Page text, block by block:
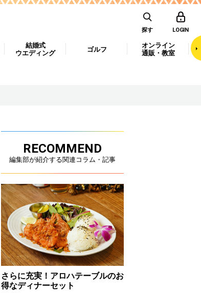
探す LOGIN
結婚式
ウエディング
ゴルフ
オンライン
通販・教室
RECOMMEND
編集部が紹介する関連コラム・記事
さらに充実！アロハテーブルのお
得なディナーセット